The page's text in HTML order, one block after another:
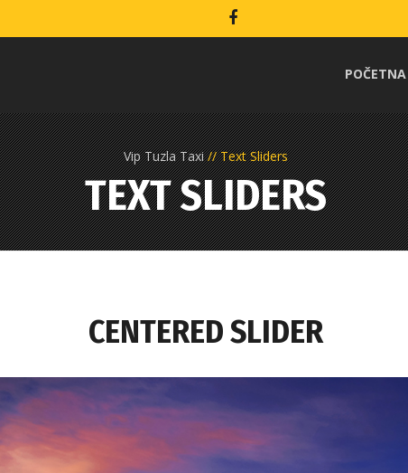
POČETNA
Vip Tuzla Taxi Text Sliders
TEXT SLIDERS
CENTERED SLIDER